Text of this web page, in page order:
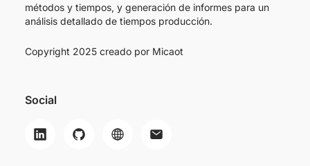
métodos y tiempos, y generación de informes para un
análisis detallado de tiempos producción.
Copyright 2025 creado por Micaot
Social